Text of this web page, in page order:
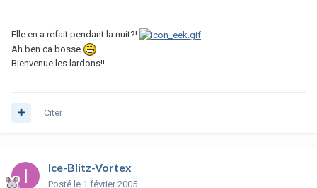
Elle en a refait pendant la nuit?!
Ah ben ca bosse
Bienvenue les lardons!!
Citer
Ice-Blitz-Vortex
Posté le 1 février 2005